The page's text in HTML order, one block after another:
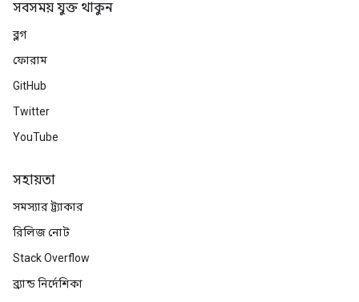
সবসময় যুক্ত থাকুন
ব্লগ
ফোরাম
GitHub
Twitter
YouTube
সহায়তা
সমস্যার ট্র্যাকার
রিলিজ নোট
Stack Overflow
ব্র্যান্ড নির্দেশিকা